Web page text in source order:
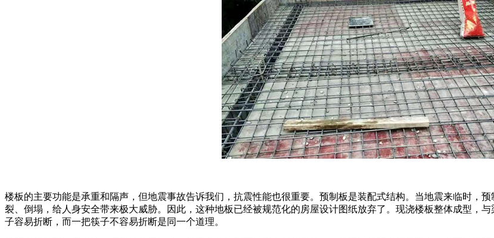
楼板的主要功能是承重和隔声，但地震事故告诉我们，抗震性能也很重要。预制板是装配式结构。当地震来临时，
裂、倒塌，给人身安全带来极大威胁。因此，这种地板已经被规范化的房屋设计图纸放弃了。现浇楼板整体成型，
子容易折断，而一把筷子不容易折断是同一个道理。